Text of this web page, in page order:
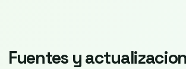
Fuentes y actualizacion